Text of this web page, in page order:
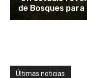
de Bosques
Últimas noticias